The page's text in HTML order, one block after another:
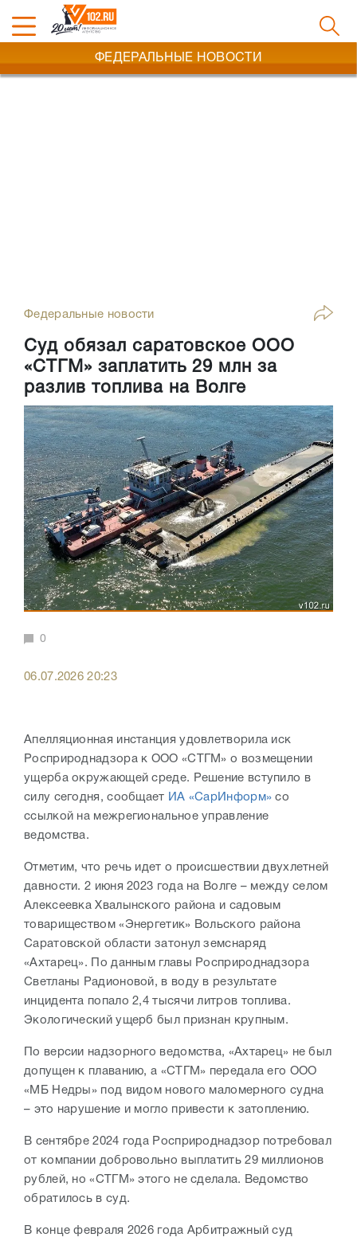
ФЕДЕРАЛЬНЫЕ НОВОСТИ
Федеральные новости
Суд обязал саратовское ООО
«СТГМ» заплатить 29 млн за
разлив топлива на Волге
0
06.07.2026 20:23
Апелляционная инстанция удовлетворила иск
Росприроднадзора к ООО «СТГМ» о возмещении
ущерба окружающей среде. Решение вступило в
силу сегодня, сообщает ИА «СарИнформ» со
ссылкой на межрегиональное управление
ведомства.
Отметим, что речь идет о происшествии двухлетней
давности. 2 июня 2023 года на Волге – между селом
Алексеевка Хвалынского района и садовым
товариществом «Энергетик» Вольского района
Саратовской области затонул земснаряд
«Ахтарец». По данным главы Росприроднадзора
Светланы Радионовой, в воду в результате
инцидента попало 2,4 тысячи литров топлива.
Экологический ущерб был признан крупным.
По версии надзорного ведомства, «Ахтарец» не был
допущен к плаванию, а «СТГМ» передала его ООО
«МБ Недры» под видом нового маломерного судна
– это нарушение и могло привести к затоплению.
В сентябре 2024 года Росприроднадзор потребовал
от компании добровольно выплатить 29 миллионов
рублей, но «СТГМ» этого не сделала. Ведомство
обратилось в суд.
В конце февраля 2026 года Арбитражный суд